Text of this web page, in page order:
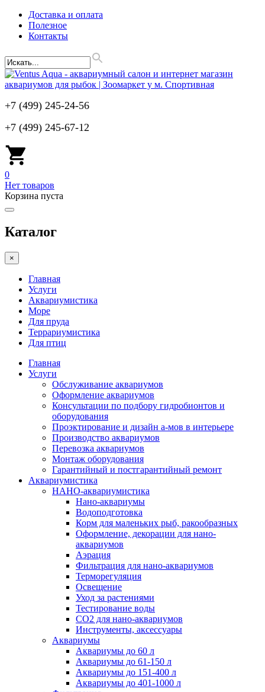
Доставка и оплата
Полезное
Контакты
+7 (499) 245-24-56
+7 (499) 245-67-12
0
Нет товаров
Корзина пуста
Каталог
×
Главная
Услуги
Аквариумистика
Море
Для пруда
Террариумистика
Для птиц
Главная
Услуги
Обслуживание аквариумов
Оформление аквариумов
Консультации по подбору гидробионтов и
оборудования
Проэктирование и дизайн а-мов в интерьере
Производство аквариумов
Перевозка аквариумов
Монтаж оборудования
Гарантийный и постгарантийный ремонт
Аквариумистика
НАНО-аквариумистика
Нано-аквариумы
Водоподготовка
Корм для маленьких рыб, ракообразных
Оформление, декорации для нано-
аквариумов
Аэрация
Фильтрация для нано-аквариумов
Терморегуляция
Освещение
Уход за растениями
Тестирование воды
СО2 для нано-аквариумов
Инструменты, аксессуары
Аквариумы
Аквариумы до 60 л
Аквариумы до 61-150 л
Аквариумы до 151-400 л
Аквариумы до 401-1000 л